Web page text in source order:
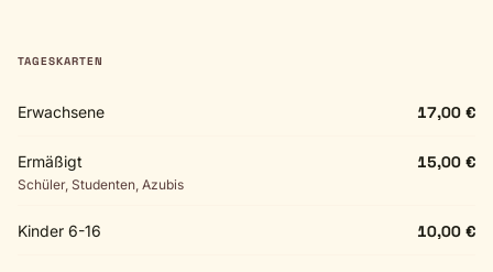
TAGESKARTEN
Erwachsene 17,00 €
Ermäßigt
Schüler, Studenten, Azubis
15,00 €
Kinder 6-16 10,00 €